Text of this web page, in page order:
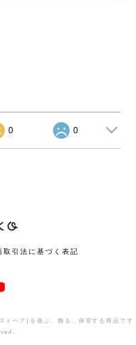
0 0
取引法に基づく表記
ヘア)を遊ぶ、飾る、保管する商品です